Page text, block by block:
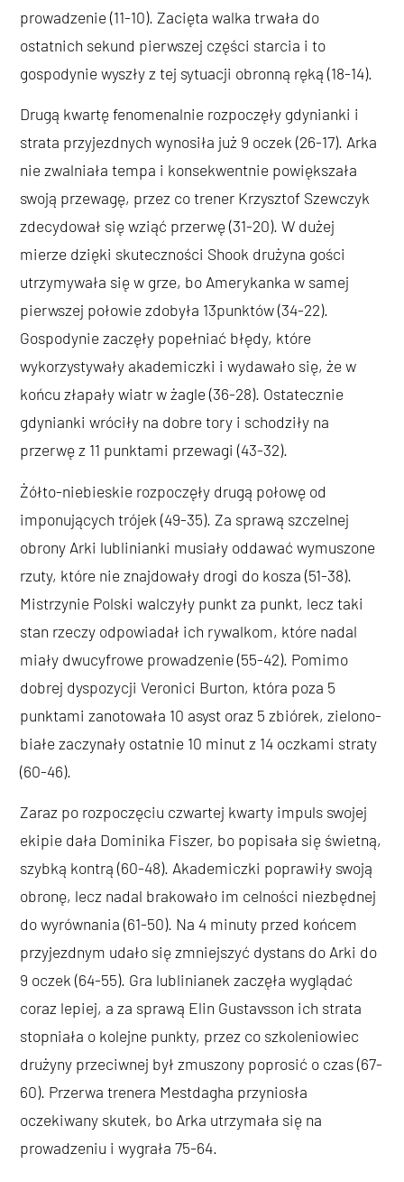
prowadzenie (11-10). Zacięta walka trwała do
ostatnich sekund pierwszej części starcia i to
gospodynie wyszły z tej sytuacji obronną ręką (18-14).
Drugą kwartę fenomenalnie rozpoczęły gdynianki i
strata przyjezdnych wynosiła już 9 oczek (26-17). Arka
nie zwalniała tempa i konsekwentnie powiększała
swoją przewagę, przez co trener Krzysztof Szewczyk
zdecydował się wziąć przerwę (31-20). W dużej
mierze dzięki skuteczności Shook drużyna gości
utrzymywała się w grze, bo Amerykanka w samej
pierwszej połowie zdobyła 13punktów (34-22).
Gospodynie zaczęły popełniać błędy, które
wykorzystywały akademiczki i wydawało się, że w
końcu złapały wiatr w żagle (36-28). Ostatecznie
gdynianki wróciły na dobre tory i schodziły na
przerwę z 11 punktami przewagi (43-32).
Żółto-niebieskie rozpoczęły drugą połowę od
imponujących trójek (49-35). Za sprawą szczelnej
obrony Arki lublinianki musiały oddawać wymuszone
rzuty, które nie znajdowały drogi do kosza (51-38).
Mistrzynie Polski walczyły punkt za punkt, lecz taki
stan rzeczy odpowiadał ich rywalkom, które nadal
miały dwucyfrowe prowadzenie (55-42). Pomimo
dobrej dyspozycji Veronici Burton, która poza 5
punktami zanotowała 10 asyst oraz 5 zbiórek, zielono-
białe zaczynały ostatnie 10 minut z 14 oczkami straty
(60-46).
Zaraz po rozpoczęciu czwartej kwarty impuls swojej
ekipie dała Dominika Fiszer, bo popisała się świetną,
szybką kontrą (60-48). Akademiczki poprawiły swoją
obronę, lecz nadal brakowało im celności niezbędnej
do wyrównania (61-50). Na 4 minuty przed końcem
przyjezdnym udało się zmniejszyć dystans do Arki do
9 oczek (64-55). Gra lublinianek zaczęła wyglądać
coraz lepiej, a za sprawą Elin Gustavsson ich strata
stopniała o kolejne punkty, przez co szkoleniowiec
drużyny przeciwnej był zmuszony poprosić o czas (67-
60). Przerwa trenera Mestdagha przyniosła
oczekiwany skutek, bo Arka utrzymała się na
prowadzeniu i wygrała 75-64.